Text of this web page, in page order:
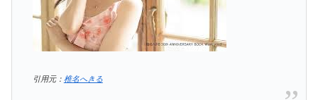
引用元： 椎名へきる